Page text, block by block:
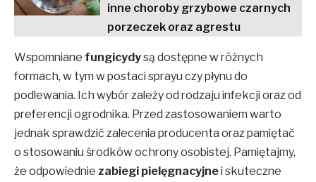
inne choroby grzybowe czarnych
porzeczek oraz agrestu
Wspomniane fungicydysą dostępne w różnych
formach, w tym w postaci sprayu czy płynu do
podlewania. Ich wybór zależy od rodzaju infekcji oraz od
preferencji ogrodnika. Przed zastosowaniem warto
jednak sprawdzić zalecenia producenta oraz pamiętać
o stosowaniu środków ochrony osobistej. Pamiętajmy,
że odpowiednie zabiegi pielęgnacyjnei skuteczne